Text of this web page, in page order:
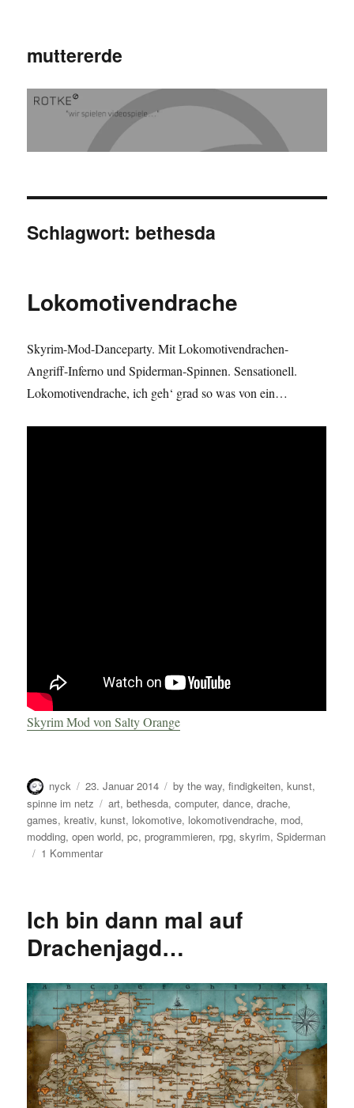
muttererde
Schlagwort: bethesda
Lokomotivendrache
Skyrim-Mod-Danceparty. Mit Lokomotivendrachen-
Angriff-Inferno und Spiderman-Spinnen. Sensationell.
Lokomotivendrache, ich geh‘ grad so was von ein…
Skyrim Mod von Salty Orange
Autor
nyck
Veröffentlicht
am
23. Januar 2014 Kategorien
by the way,findigkeiten,kunst,
spinne im netz
Schlagwörter
art,bethesda,computer,dance,drache,
games,kreativ,kunst, lokomotive, lokomotivendrache, mod,
modding,open world,pc,programmieren, rpg,skyrim,Spiderman
1 Kommentarzu
Ich bin dann mal auf
Drachenjagd…